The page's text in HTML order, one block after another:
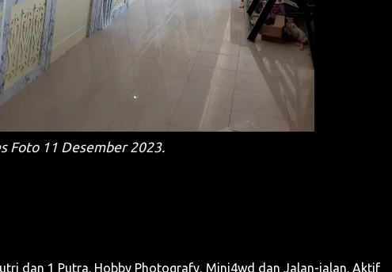
Foto 11 Desember 2023.
dan 1 Putra. Hobby Photografy, Mini4wd dan Jalan-jalan. Aktif